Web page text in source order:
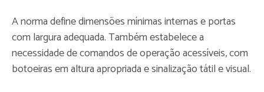
A norma define dimensões mínimas internas e portas
com largura adequada. Também estabelece a
necessidade de comandos de operação acessíveis, com
botoeiras em altura apropriada e sinalização tátil e visual.